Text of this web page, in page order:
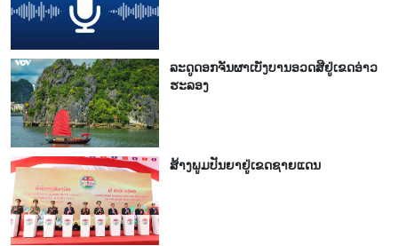
ລະດູດອກຈັນຜາເບັ່ງບານອວດສີຢູ່ເຂດອ່າວ
ຮະລອງ
ສ້າງພູມປັນຍາຢູ່ເຂດຊາຍແດນ